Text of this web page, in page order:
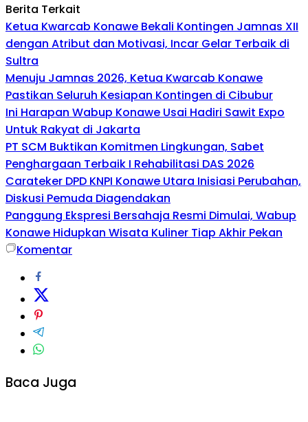
Berita Terkait
Ketua Kwarcab Konawe Bekali Kontingen Jamnas XII
dengan Atribut dan Motivasi, Incar Gelar Terbaik di
Sultra
Menuju Jamnas 2026, Ketua Kwarcab Konawe
Pastikan Seluruh Kesiapan Kontingen di Cibubur
Ini Harapan Wabup Konawe Usai Hadiri Sawit Expo
Untuk Rakyat di Jakarta
PT SCM Buktikan Komitmen Lingkungan, Sabet
Penghargaan Terbaik I Rehabilitasi DAS 2026
Carateker DPD KNPI Konawe Utara Inisiasi Perubahan,
Diskusi Pemuda Diagendakan
Panggung Ekspresi Bersahaja Resmi Dimulai, Wabup
Konawe Hidupkan Wisata Kuliner Tiap Akhir Pekan
Komentar
Baca Juga